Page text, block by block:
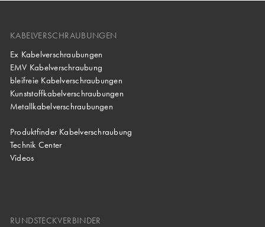
KABELVERSCHRAUBUNGEN
Ex Kabelverschraubungen
EMV Kabelverschraubung
bleifreie Kabelverschraubungen
Kunststoffkabelverschraubungen
Metallkabelverschraubungen
Produktfinder Kabelverschraubung
Technik Center
Videos
RUNDSTECKVERBINDER